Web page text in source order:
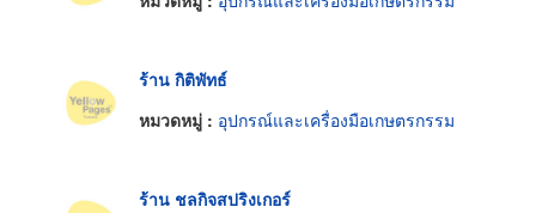
ร้าน กิติพัทธ์
หมวดหมู่ : อุปกรณ์และเครื่องมือเกษตรกรรม
ร้าน ชลกิจสปริงเกอร์